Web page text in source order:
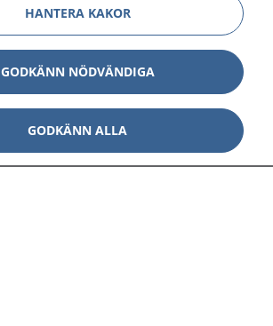
HANTERA KAKOR
GODKÄNN NÖDVÄNDIGA
GODKÄNN ALLA